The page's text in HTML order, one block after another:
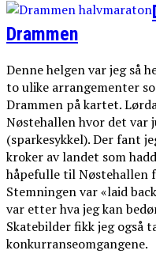
Drammen
Denne helgen var jeg så
to ulike arrangementer
Drammen på kartet.
Nøstehallen hvor det var
(sparkesykkel). Der fant
kroker av landet som
håpefulle til Nøstehallen
Stemningen var «laid
var etter hva jeg kan
Skatebilder fikk jeg også
konkurranseomgangene.